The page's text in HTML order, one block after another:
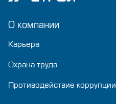
О компании
Карьера
Охрана труда
Противодействие коррупции